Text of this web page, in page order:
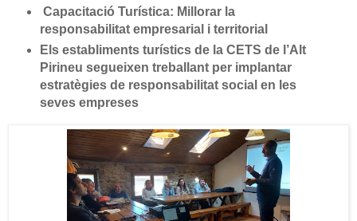
Capacitació Turística: Millorar la
responsabilitat empresarial i territorial
Els establiments turístics de la CETS de l’Alt
Pirineu segueixen treballant per implantar
estratègies de responsabilitat social en les
seves empreses